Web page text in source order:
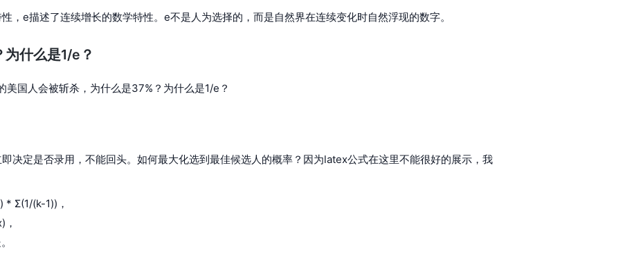
，e描述了连续增长的数学特性。e不是人为选择的，而是自然界在连续变化时自然浮现的数字。
什么是1/e？
国人会被斩杀，为什么是37%？为什么是1/e？
决定是否录用，不能回头。如何最大化选到最佳候选人的概率？因为latex公式在这里不能很好的展示，我
* Σ(1/(k-1))，